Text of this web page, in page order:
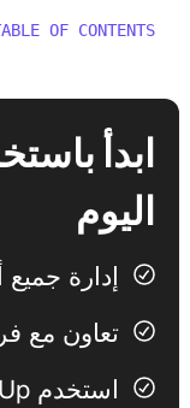
OF CONTENTS
اليوم
إدارة
تعاون مع
استخدم ClickUp مجانًا—إلى الأبد